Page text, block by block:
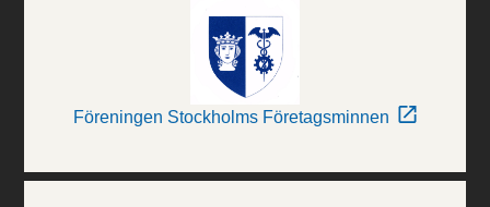
Föreningen Stockholms Företagsminnen